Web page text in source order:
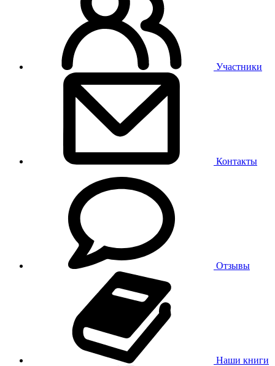
Участники
Контакты
Отзывы
Наши книги